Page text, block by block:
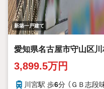
新築一戸建て
愛知県名古屋市守山区
3,899.5万円
川宮駅 歩6分 （ＧＢ志段味